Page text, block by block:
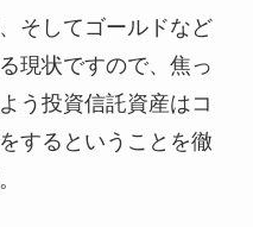
そしてゴールドなど
現状ですので、焦っ
う投資信託資産はコ
するということを徹